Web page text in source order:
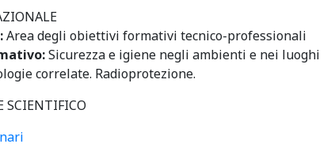
Area degli obiettivi formativi tecnico-professionali
Sicurezza e igiene negli ambienti e nei luoghi
correlate. Radioprotezione.
SCIENTIFICO